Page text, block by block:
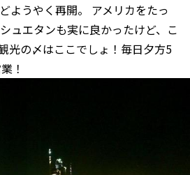
ようやく再開。 アメリカをたっ
ュエタンも実に良かったけど、こ
光の〆はここでしょ！毎日夕方5
！